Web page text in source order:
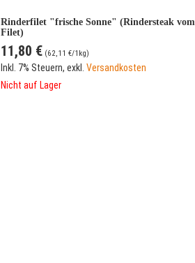
Rinderfilet "frische Sonne" (Rindersteak vom
Filet)
11,80 € (62,11 €/1kg)
Inkl. 7% Steuern,exkl.Versandkosten
Nicht auf Lager